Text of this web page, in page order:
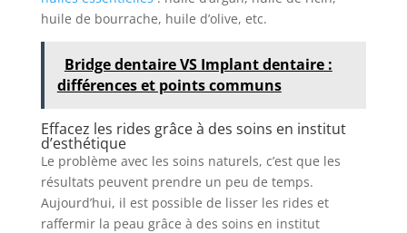
huile de bourrache, huile d’olive, etc.
Bridge dentaire VS Implant dentaire :
différences et points communs
Effacez les rides grâce à des soins en institut
d’esthétique
Le problème avec les soins naturels, c’est que les
résultats peuvent prendre un peu de temps.
Aujourd’hui, il est possible de lisser les rides et
raffermir la peau grâce à des soins en institut